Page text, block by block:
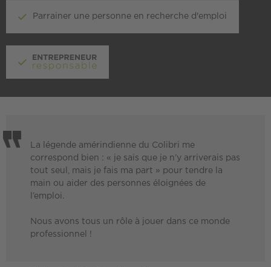
Parrainer une personne en recherche d'emploi
La légende amérindienne du Colibri me
correspond bien : « je sais que je n’y arriverais pas
tout seul, mais je fais ma part » pour tendre la
main ou aider des personnes éloignées de
l’emploi.
Nous avons tous un rôle à jouer dans ce monde
professionnel !